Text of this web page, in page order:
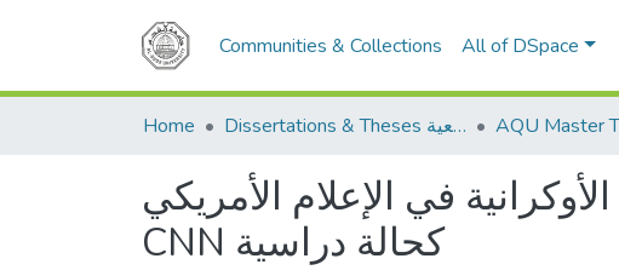
Communities & Collections All of DSpace
Home Dissertations & Theses الرسائل الجامعية
في الإعلام الأمريكي–
CNN كحالة دراسية